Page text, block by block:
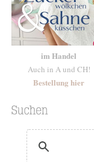
im Handel
Auch in A und CH!
Bestellung hier